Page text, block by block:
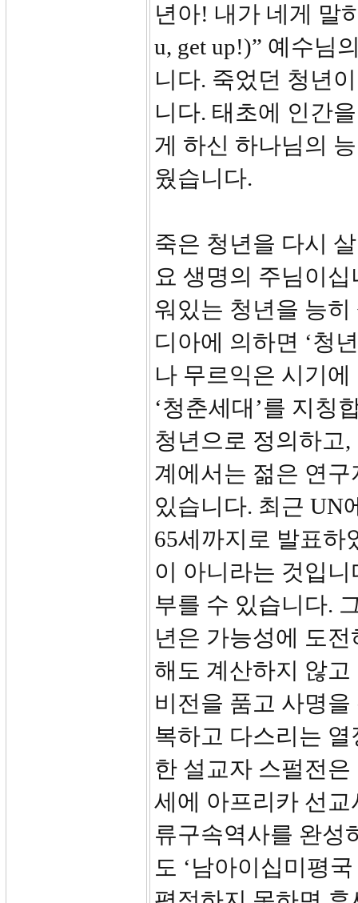
년아! 내가 네게 말
u, get up!)” 예수님
니다. 죽었던 청년
니다. 태초에 인간
게 하신 하나님의
웠습니다.
죽은 청년을 다시
요 생명의 주님이
워있는 청년을 능
디아에 의하면 ‘청
나 무르익은 시기
‘청춘세대’를 지칭
청년으로 정의하고
계에서는 젊은 연
있습니다. 최근 UN
65세까지로 발표하
이 아니라는 것입
부를 수 있습니다.
년은 가능성에 도
해도 계산하지 않
비전을 품고 사명
복하고 다스리는
한 설교자 스펄전
세에 아프리카 선
류구속역사를 완성
도 ‘남아이십미평